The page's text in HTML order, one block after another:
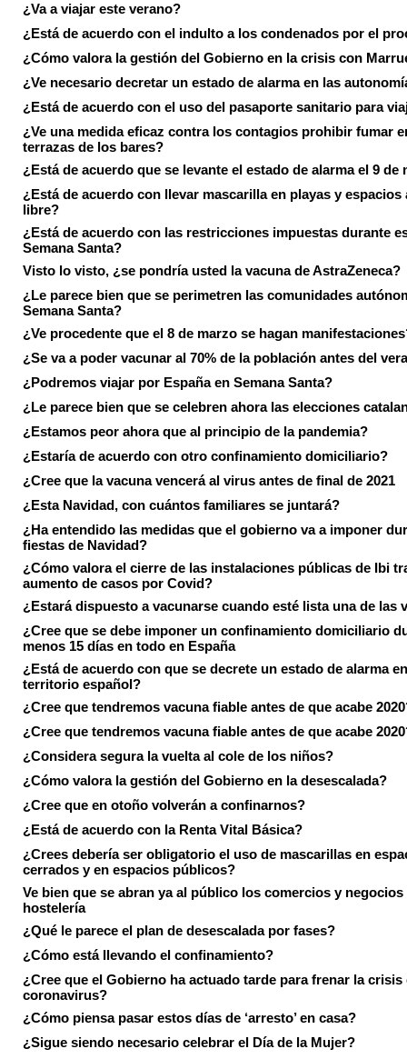
¿Va a viajar este verano?
¿Está de acuerdo con el indulto a los condenados por el
¿Cómo valora la gestión del Gobierno en la crisis con
¿Ve necesario decretar un estado de alarma en las
¿Está de acuerdo con el uso del pasaporte sanitario para
¿Ve una medida eficaz contra los contagios prohibir fumar
terrazas de los bares?
¿Está de acuerdo que se levante el estado de alarma el 9 de
¿Está de acuerdo con llevar mascarilla en playas y espacios
libre?
¿Está de acuerdo con las restricciones impuestas durante
Semana Santa?
Visto lo visto, ¿se pondría usted la vacuna de AstraZeneca?
¿Le parece bien que se perimetren las comunidades
Semana Santa?
¿Ve procedente que el 8 de marzo se hagan
¿Se va a poder vacunar al 70% de la población antes del
¿Podremos viajar por España en Semana Santa?
¿Le parece bien que se celebren ahora las elecciones
¿Estamos peor ahora que al principio de la pandemia?
¿Estaría de acuerdo con otro confinamiento domiciliario?
¿Cree que la vacuna vencerá al virus antes de final de 2021
¿Esta Navidad, con cuántos familiares se juntará?
¿Ha entendido las medidas que el gobierno va a imponer
fiestas de Navidad?
¿Cómo valora el cierre de las instalaciones públicas de Ibi
aumento de casos por Covid?
¿Estará dispuesto a vacunarse cuando esté lista una de las
¿Cree que se debe imponer un confinamiento domiciliario
menos 15 días en todo en España
¿Está de acuerdo con que se decrete un estado de alarma
territorio español?
¿Cree que tendremos vacuna fiable antes de que acabe
¿Cree que tendremos vacuna fiable antes de que acabe
¿Considera segura la vuelta al cole de los niños?
¿Cómo valora la gestión del Gobierno en la desescalada?
¿Cree que en otoño volverán a confinarnos?
¿Está de acuerdo con la Renta Vital Básica?
¿Crees debería ser obligatorio el uso de mascarillas en
cerrados y en espacios públicos?
Ve bien que se abran ya al público los comercios y negocios
hostelería
¿Qué le parece el plan de desescalada por fases?
¿Cómo está llevando el confinamiento?
¿Cree que el Gobierno ha actuado tarde para frenar la crisis
coronavirus?
¿Cómo piensa pasar estos días de ‘arresto’ en casa?
¿Sigue siendo necesario celebrar el Día de la Mujer?